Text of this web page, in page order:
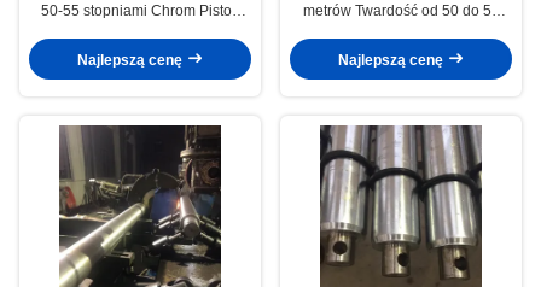
50-55 stopniami Chrom Piston
Najlepszą cenę
metrów Twardość od 50 do 55
pręty maszynowe
Najlepszą cenę